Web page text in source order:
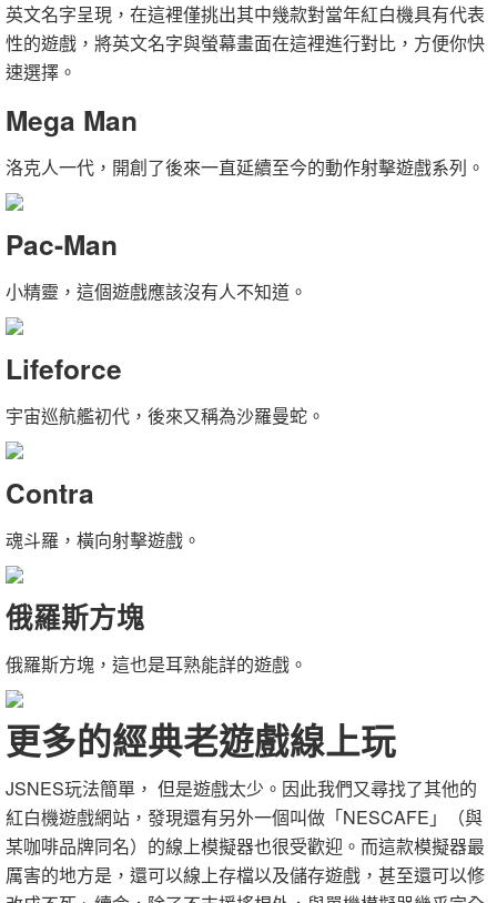
英文名字呈現，在這裡僅挑出其中幾款對當年紅白機具有代表
性的遊戲，將英文名字與螢幕畫面在這裡進行對比，方便你快
速選擇。
Mega Man
洛克人一代，開創了後來一直延續至今的動作射擊遊戲系列。
Pac-Man
小精靈，這個遊戲應該沒有人不知道。
Lifeforce
宇宙巡航艦初代，後來又稱為沙羅曼蛇。
Contra
魂斗羅，橫向射擊遊戲。
俄羅斯方塊
俄羅斯方塊，這也是耳熟能詳的遊戲。
更多的經典老遊戲線上玩
JSNES玩法簡單， 但是遊戲太少。因此我們又尋找了其他的
紅白機遊戲網站，發現還有另外一個叫做「NESCAFE」（與
某咖啡品牌同名）的線上模擬器也很受歡迎。而這款模擬器最
厲害的地方是，還可以線上存檔以及儲存遊戲，甚至還可以修